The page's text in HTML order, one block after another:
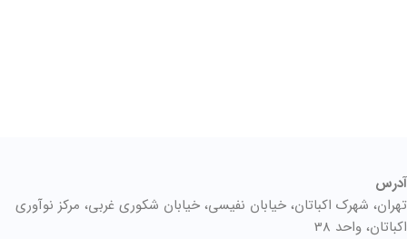
آدرس
تهران، شهرک اکباتان، خیابان نفیسی، خیابان شکوری غربی، مرکز نوآوری
اکباتان، واحد 38